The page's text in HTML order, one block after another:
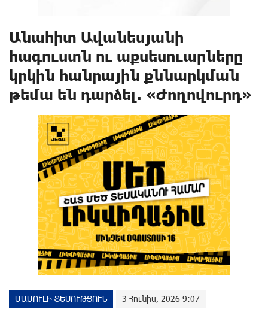
Անահիտ Ավանեսյանի
հագուստն ու աքսեսուարները
կրկին հանրային քննարկման
թեմա են դարձել. «Ժողովուրդ»
ՄԱՄՈՒԼԻ ՏԵՍՈՒԹՅՈՒՆ 3 Հունիս, 2026 9:07